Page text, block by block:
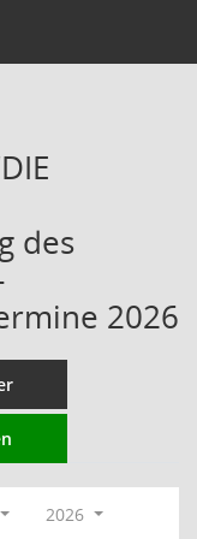
des
2026
2026